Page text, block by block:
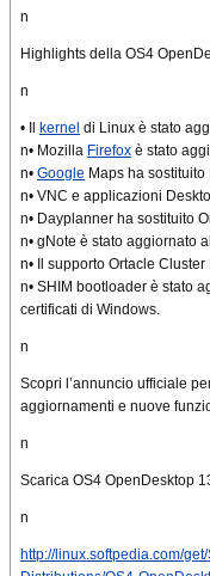
n
Highlights della OS4
n
• Il kernel di Linux è stato
n• Mozilla Firefox è stato
n• Google Maps ha
n• VNC e applicazioni
n• Dayplanner ha sostituito
n• gNote è stato aggiornato
n• Il supporto Ortacle
n• SHIM bootloader è stato
certificati di Windows.
n
Scopri l’annuncio ufficiale
aggiornamenti e nuove
n
Scarica OS4 OpenDesktop
n
http://linux.softpedia.com/